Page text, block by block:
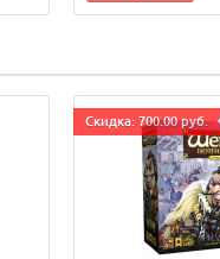
Cкидка: 700.00 руб.